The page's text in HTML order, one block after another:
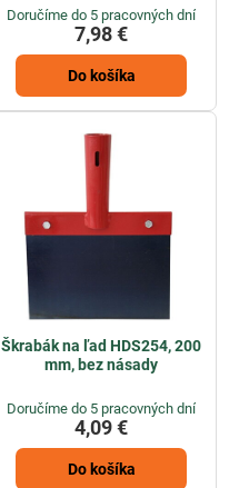
Doručíme do 5 pracovných dní
7,98 €
Do košíka
Škrabák na ľad HDS254, 200
mm, bez násady
Doručíme do 5 pracovných dní
4,09 €
Do košíka